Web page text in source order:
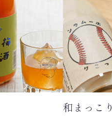
和まっこり